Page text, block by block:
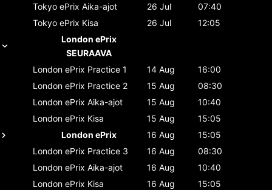
Tokyo ePrix Aika-ajot 26 Jul
07:40
Tokyo ePrix Kisa 26 Jul
12:05
London ePrix
SEURAAVA
London ePrix Practice 1 14 Aug
16:00
London ePrix Practice 2 15 Aug
08:30
London ePrix Aika-ajot 15 Aug
10:40
London ePrix Kisa 15 Aug
15:05
London ePrix
16 Aug
15:05
London ePrix Practice 3 16 Aug
08:30
London ePrix Aika-ajot 16 Aug
10:40
London ePrix Kisa 16 Aug 15:05